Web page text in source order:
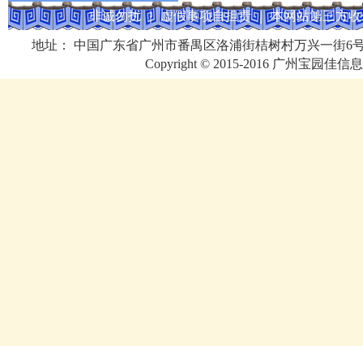
非诚勿扰 ｜ 虚假事项自担责 ｜ 本网站第三方
地址： 中国广东省广州市番禺区洛浦街桔树村万兴一街6
Copyright © 2015-2016 广州宝园佳信